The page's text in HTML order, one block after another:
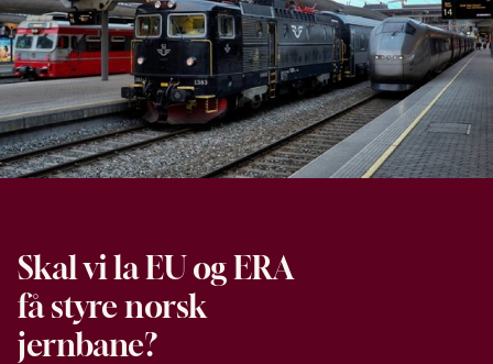
Skal vi la EU og ERA
få styre norsk
jernbane?